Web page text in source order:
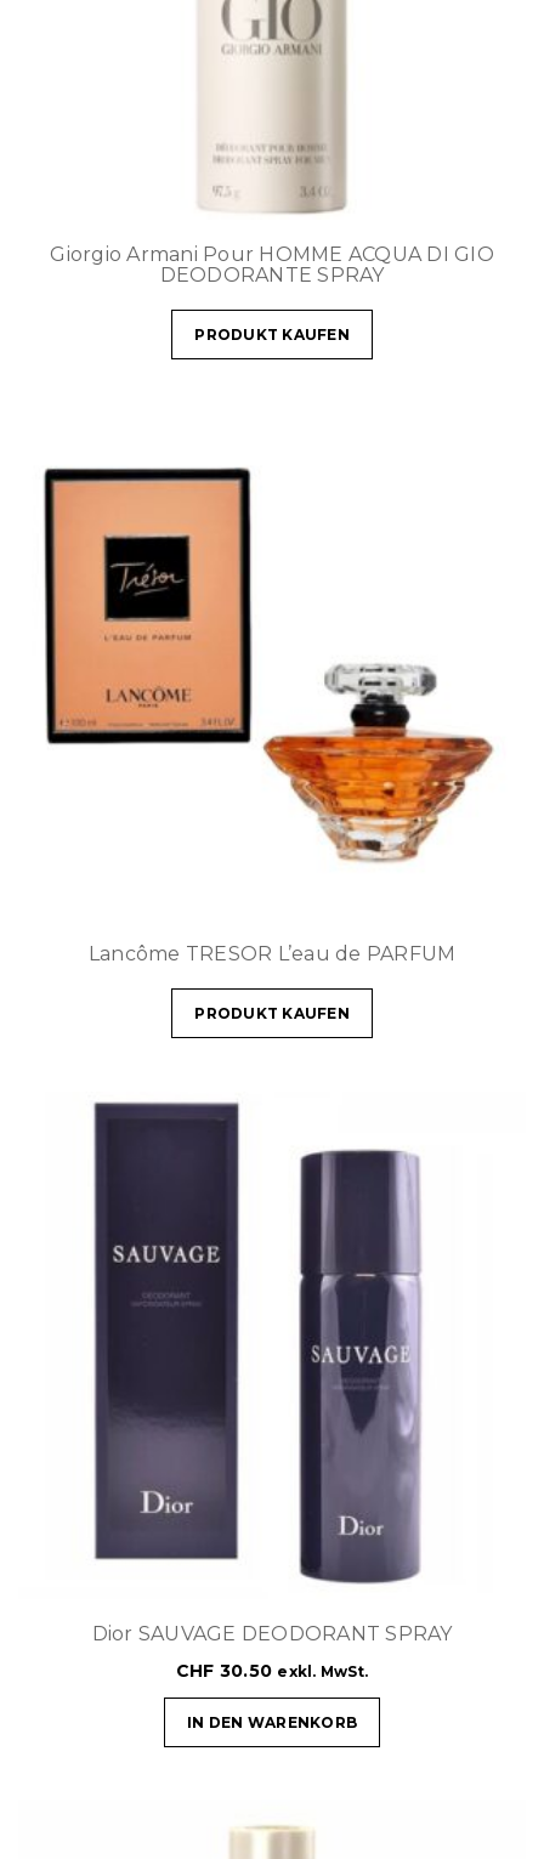
Giorgio Armani Pour HOMME ACQUA DI GIO
DEODORANTE SPRAY
PRODUKT KAUFEN
Lancôme TRESOR L’eau de PARFUM
PRODUKT KAUFEN
Dior SAUVAGE DEODORANT SPRAY
CHF 30.50 exkl. MwSt.
IN DEN WARENKORB